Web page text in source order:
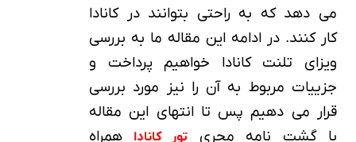
می دهد که به راحتی بتوانند در کانادا
کار کنند. در ادامه این مقاله ما به بررسی
ویزای تلنت کانادا خواهیم پرداخت و
جزییات مربوط به آن را نیز مورد بررسی
قرار می دهیم پس تا انتهای این مقاله
با گشت نامه مجری تور کانادا
همراه